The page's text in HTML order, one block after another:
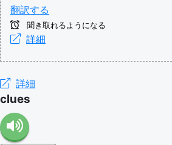
翻訳する
聞き取れるようになる
詳細
詳細
clues